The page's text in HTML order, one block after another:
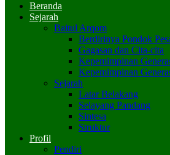
Beranda
Sejarah
Baitul Arqom
Berdirinya Pondok
Gagasan dan Cita-cita
Kepemimpinan
Kepemimpinan
Sejarah
Latar Belakang
Selayang Pandang
Sintesa
Struktur
Profil
Pendiri